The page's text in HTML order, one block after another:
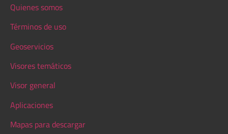
Quienes somos
Términos de uso
Geoservicios
Visores temáticos
Visor general
Aplicaciones
Mapas para descargar